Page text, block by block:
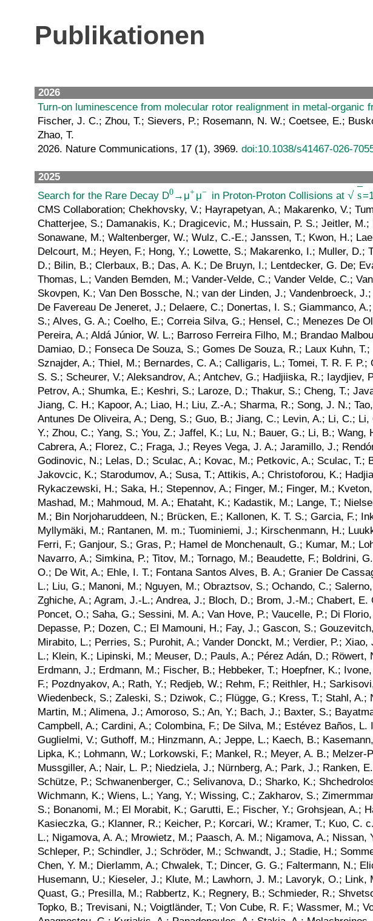
Publikationen
2026
Turn-on luminescence from molecular rotor realignment in metal-organic
Fischer, J. C.; Zhou, T.; Sievers, P.; Rosemann, N. W.; Coetsee, E.;
Zhao, T.
2026. Nature Communications, 17 (1), 3969. doi:10.1038/s41467-026-
2025
Search for the Rare Decay D →μ μ in Proton-Proton Collisions at
CMS Collaboration; Chekhovsky, V.; Hayrapetyan, A.; Makarenko, V.; Tumasyan, A.; Adam, W.; Andrejkovic, J. W.; Benato, L.; Bergauer, T.; Chatterjee, S.; Chatterjee, S.; Damanakis, K.; Dragicevic, M.; Hussain, P. S.; Jeitler, M.; Krammer, N.; Li, A.; Liko, D.; Mikulec, I.; Schieck, J.; Schöfbeck, R.; Schwarz, D.; Sonawane, M.; Waltenberger, W.; Wulz, C.-E.; Janssen, T.; Kwon, H.; Laer, T. Van; Mechelen, P. Van; Breugelmans, N.; D’Hondt, J.; Dansana, S.; De Moor, A.; Delcourt, M.; Heyen, F.; Hong, Y.; Lowette, S.; Makarenko, I.; Muller, D.; Tavernier, S. P. K.; Tavernier, S.; Tytgat, M.; Onsem, G. P. Van; Van Putte, S.; Vannerom, D.; Bilin, B.; Clerbaux, B.; Das, A. K.; De Bruyn, I.; Lentdecker, G. De; Evard, H.; Favart, L.; Gianneios, P.; Khalilzadeh, A.; Khan, F. A.; Malara, A.; Shahzad, M. A.; Thomas, L.; Vanden Bemden, M.; Vander-Velde, C.; Vander Velde, C.; Vanlaer, P.; De Coen, M.; Dobur, D.; Gokbulut, G.; Knolle, J.; Lambrecht, L.; Marckx, D.; Skovpen, K.; Van Den Bossche, N.; van der Linden, J.; Vandenbroeck, J.; Wezenbeek, L.; Bein, S.; Benecke, A.; Bethani, A.; Bruno, G. E.; Bruno, G.; Caputo, C.; De Favereau De Jeneret, J.; Delaere, C.; Donertas, I. S.; Giammanco, A.; Guzel, A. O.; Jain, S.; Lemaitre, V.; Lidrych, J.; Mastrapasqua, P.; Tran, T. T.; Turkcapar, S.; Alves, G. A.; Coelho, E.; Correia Silva, G.; Hensel, C.; Menezes De Oliveira, T.; Mora Herrera, C.; Rebello Teles, P.; Soeiro, M.; Tonelli Manganote, E. J.; Vilela Pereira, A.; Aldá Júnior, W. L.; Barroso Ferreira Filho, M.; Brandao Malbouisson, H.; Carvalho, W.; Chinellato, J.; Da Costa, E. M.; Da Silveira, G. G.; De Jesus Damiao, D.; Fonseca De Souza, S.; Gomes De Souza, R.; Laux Kuhn, T.; Macedo, M.; Mota Amarilo, K.; Mundim, L.; Nogima, H.; Pinheiro, J. P.; Santoro, A.; Sznajder, A.; Thiel, M.; Bernardes, C. A.; Calligaris, L.; Tomei, T. R. F. P.; Gregores, E. M.; Maietto Silverio, I.; Mercadante, P. G.; Novaes, S. F.; Orzari, B.; Padula, S. S.; Scheurer, V.; Aleksandrov, A.; Antchev, G.; Hadjiiska, R.; Iaydjiev, P.; Misheva, M.; Shopova, M.; Sultanov, G.; Dimitrov, A.; Litov, L.; Pavlov, B.; Petkov, P.; Petrov, A.; Shumka, E.; Keshri, S.; Laroze, D.; Thakur, S.; Cheng, T.; Javaid, T.; Yuan, L.; Hu, Z.; Liang, Z.; Liu, J.; Chen, G. M.; Chen, H. S.; Chen, M.; Iemmi, F.; Jiang, C. H.; Kapoor, A.; Liao, H.; Liu, Z.-A.; Sharma, R.; Song, J. N.; Tao, J.; Wang, C.; Wang, J.; Wang, Z.; Zhang, H.; Zhao, J.; Agapitos, A.; Ban, Y.; Carvalho Antunes De Oliveira, A.; Deng, S.; Guo, B.; Jiang, C.; Levin, A.; Li, C.; Li, Q.; Mao, Y.; Qian, S.; Qian, S. J.; Qian, S. J.; Qin, X.; Sun, X.; Wang, D.; Yang, H.; Zhao, Y.; Zhou, C.; Yang, S.; You, Z.; Jaffel, K.; Lu, N.; Bauer, G.; Li, B.; Wang, H.; Yi, K.; Zhang, J.; Li, Y.; Lin, Z.; Lu, C.; Xiao, M.; Avila, C.; Barbosa Trujillo, D. A.; Cabrera, A.; Florez, C.; Fraga, J.; Reyes Vega, J. A.; Jaramillo, J.; Rendón, C.; Rodriguez, M.; Ruales Barbosa, A. A.; Ruiz Alvarez, J. D.; Giljanovic, D.; Godinovic, N.; Lelas, D.; Sculac, A.; Kovac, M.; Petkovic, A.; Sculac, T.; Brigljevič, V.; Bargassa, P.; Brigljevic, V.; Chitroda, B. K.; Ferencek, D.; Starodumov, A.; Jakovcic, K.; Starodumov, A.; Susa, T.; Attikis, A.; Christoforou, K.; Hadjiagapiou, A.; Leonidou, C.; Mousa, J.; Nicolaou, C.; Paizanos, L.; Ptochos, F.; Razis, P. A.; Rykaczewski, H.; Saka, H.; Stepennov, A.; Finger, M.; Finger, M.; Kveton, A.; Ayala, E.; Carrera Jarrin, E.; El-mahdy, B.; Khalil, S.; Salama, E.; Abdullah Al-Mashad, M.; Mahmoud, M. A.; Ehataht, K.; Kadastik, M.; Lange, T.; Nielsen, C.; Pata, J.; Raidal, M.; Tani, L.; Österberg, K.; Veelken, C.; Osterberg, K.; Voutilainen, M.; Bin Norjoharuddeen, N.; Brücken, E.; Kallonen, K. T. S.; Garcia, F.; Inkaew, P.; Kallonen, K. T. S.; Lampén, T.; Lassila-Perini, K.; Lehti, S.; Lindén, T.; Myllymäki, M.; Rantanen, M. m.; Tuominiemi, J.; Kirschenmann, H.; Luukka, P.; Petrow, H.; Besancon, M.; Couderc, F.; Dejardin, M.; Denegri, D.; Faure, J. L.; Ferri, F.; Ganjour, S.; Gras, P.; Hamel de Monchenault, G.; Kumar, M.; Lohezic, V.; Malcles, J.; Orlandi, F.; Portales, L.; Rosowsky, A.; Sahin, M. Ö.; Savoy-Navarro, A.; Simkina, P.; Titov, M.; Tornago, M.; Beaudette, F.; Boldrini, G.; Busson, P.; Cappati, A.; Charlot, C.; Chiusi, M.; Cuisset, T. D.; Damas, F.; Davignon, O.; De Wit, A.; Ehle, I. T.; Fontana Santos Alves, B. A.; Granier De Cassagnac, R. G.; Ghosh, S.; Gilbert, A.; Granier de Cassagnac, R.; Harikrishnan, B.; Kalipoliti, L.; Liu, G.; Manoni, M.; Nguyen, M.; Obraztsov, S.; Ochando, C.; Salerno, R.; Sauvan, J. B.; Sirois, Y.; Sokmen, G.; Urda Gómez, L.; Vernazza, E.; Zabi, A.; Zghiche, A.; Agram, J.-L.; Andrea, J.; Bloch, D.; Brom, J.-M.;